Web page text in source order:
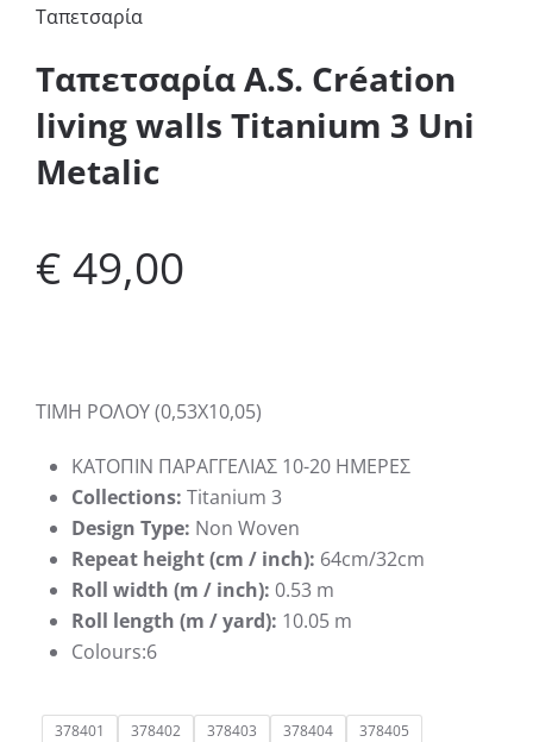
Ταπετσαρία
Ταπετσαρία A.S. Création
living walls Titanium 3 Uni
Metalic
€ 49,00
ΤΙΜΗ ΡΟΛΟΥ (0,53Χ10,05)
KATΟΠΙΝ ΠΑΡΑΓΓΕΛΙΑΣ 10-20 ΗΜΕΡΕΣ
Collections: Titanium 3
Design Type: Non Woven
Repeat height (cm / inch): 64cm/32cm
Roll width (m / inch): 0.53 m
Roll length (m / yard): 10.05 m
Colours:6
378401 378402 378403 378404
378405